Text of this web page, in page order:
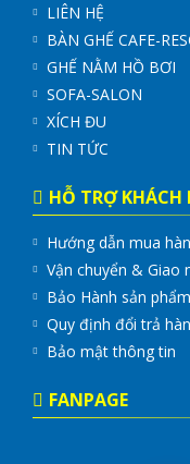
LIÊN HỆ
BÀN GHẾ CAFE-
GHẾ NẰM HỒ BƠI
SOFA-SALON
XÍCH ĐU
TIN TỨC
HỖ TRỢ KHÁCH
Hướng dẫn mua
Vận chuyển & Giao
Bảo Hành sản phẩm
Quy định đổi trả
Bảo mật thông tin
FANPAGE